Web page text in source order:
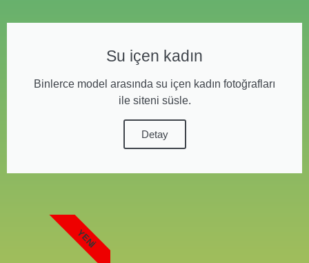
Su içen kadın
Binlerce model arasında su içen kadın fotoğrafları
ile siteni süsle.
Detay
YENI